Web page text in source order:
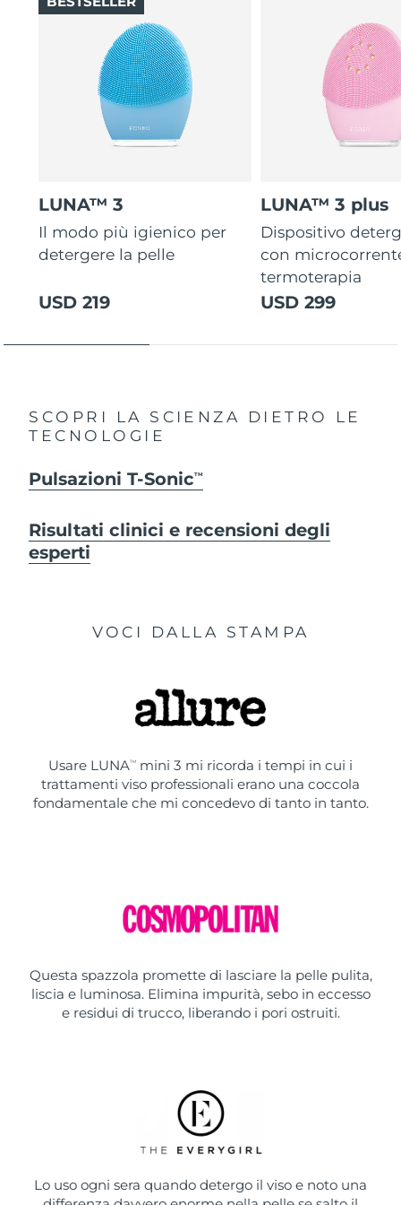
LUNA™ 3
Il modo più igienico per
detergere la pelle
USD 219
LUNA™ 3 plus
Dispositivo
con
termoterapia
USD 299
SCOPRI LA SCIENZA DIETRO LE
TECNOLOGIE
Pulsazioni T-SonicTM
Risultati clinici e recensioni degli
esperti
VOCI DALLA STAMPA
Usare LUNATM
mini 3 mi ricorda i tempi in cui i
trattamenti viso professionali erano una coccola
fondamentale che mi concedevo di tanto in tanto.
Questa spazzola promette di lasciare la pelle pulita,
liscia e luminosa. Elimina impurità, sebo in eccesso
e residui di trucco, liberando i pori ostruiti.
Lo uso ogni sera quando detergo il viso e noto una